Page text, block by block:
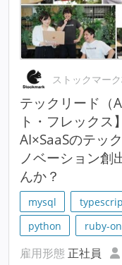
ストックマー
テックリード（
ト・フレックス
AI×SaaSのテッ
ノベーション創
んか？
mysql
python
ruby-
雇用形態 正社員